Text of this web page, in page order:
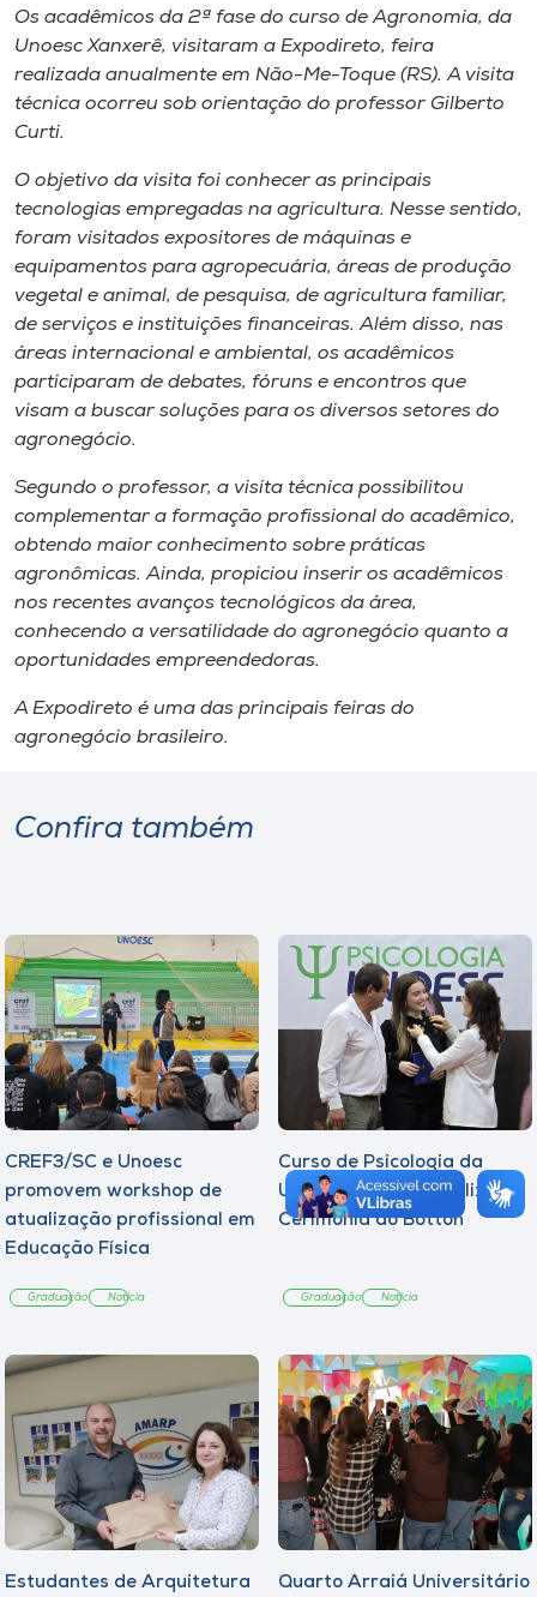
Unoesc
Store
Selecione
o idioma
Os acadêmicos da 2ª fase do curso de Agronomia, da
Unoesc Xanxerê, visitaram a Expodireto, feira
realizada anualmente em Não-Me-Toque (RS). A visita
técnica ocorreu sob orientação do professor Gilberto
Curti.
O objetivo da visita foi conhecer as principais
tecnologias empregadas na agricultura. Nesse sentido,
foram visitados expositores de máquinas e
equipamentos para agropecuária, áreas de produção
vegetal e animal, de pesquisa, de agricultura familiar,
de serviços e instituições financeiras. Além disso, nas
áreas internacional e ambiental, os acadêmicos
participaram de debates, fóruns e encontros que
visam a buscar soluções para os diversos setores do
agronegócio.
Segundo o professor, a visita técnica possibilitou
complementar a formação profissional do acadêmico,
obtendo maior conhecimento sobre práticas
agronômicas. Ainda, propiciou inserir os acadêmicos
nos recentes avanços tecnológicos da área,
conhecendo a versatilidade do agronegócio quanto a
oportunidades empreendedoras.
A Expodireto é uma das principais feiras do
agronegócio brasileiro.
Confira também
CREF3/SC e Unoesc
promovem workshop de
atualização profissional em
Educação Física
Graduação Notícia
Curso de Psicologia da
Unoesc Joaçaba realiza 2ª
Cerimônia do Botton
Graduação Notícia
Estudantes de Arquitetura Quarto Arraiá Universitário